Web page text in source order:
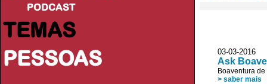
PODCAST
TEMAS
PESSOAS
03-03-
Ask
Boaventura
> saber mais